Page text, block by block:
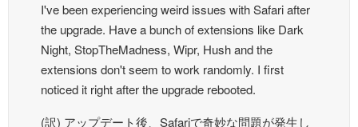
I've been experiencing weird issues with Safari after
the upgrade. Have a bunch of extensions like Dark
Night, StopTheMadness, Wipr, Hush and the
extensions don't seem to work randomly. I first
noticed it right after the upgrade rebooted.
(訳) アップデート後、Safariで奇妙な問題が発生し